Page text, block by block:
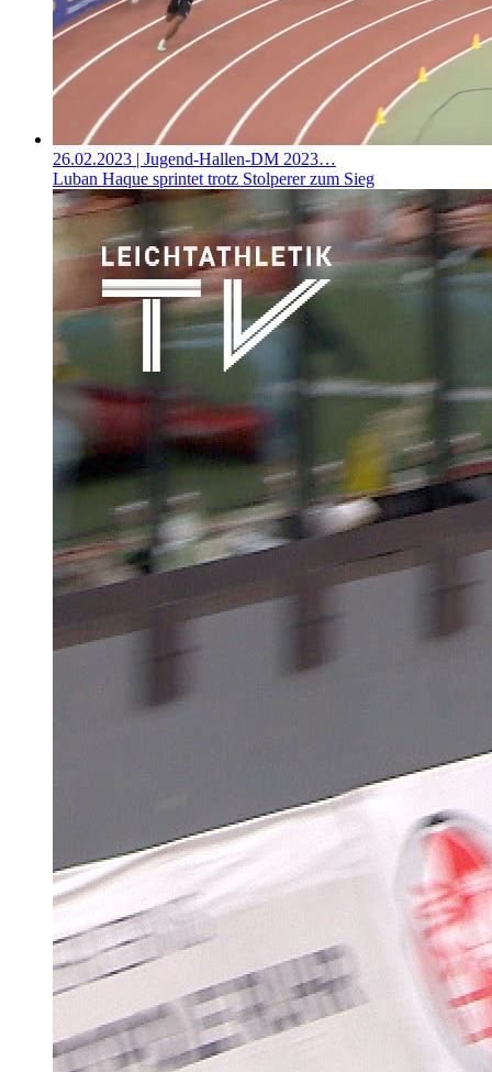
26.02.2023 | Jugend-Hallen-DM 2023…
Luban Haque sprintet trotz Stolperer zum Sieg